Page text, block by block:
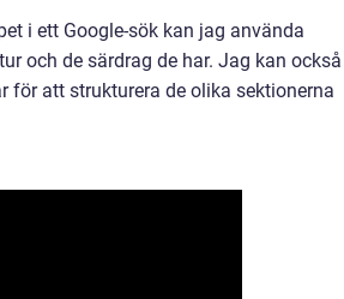
i ett Google-sök kan jag använda
och de särdrag de har. Jag kan också
för att strukturera de olika sektionerna